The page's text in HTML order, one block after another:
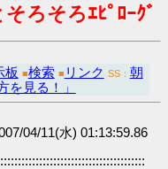
ろそろｴﾋﾟﾛｰｸﾞ
板 ■検索 ■ リンク SS： 朝
を見る！」
04/11(水) 01:13:59.86